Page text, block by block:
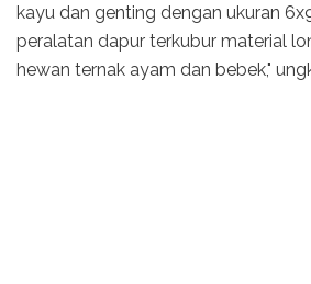
kayu dan genting dengan ukuran
peralatan dapur terkubur material
hewan ternak ayam dan bebek,"